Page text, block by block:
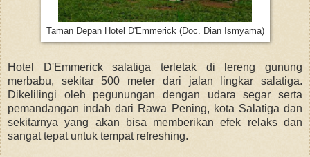
Taman Depan Hotel D'Emmerick (Doc. Dian Ismyama)
Hotel D'Emmerick salatiga terletak di lereng gunung
merbabu, sekitar 500 meter dari jalan lingkar salatiga.
Dikelilingi oleh pegunungan dengan udara segar serta
pemandangan indah dari Rawa Pening, kota Salatiga dan
sekitarnya yang akan bisa memberikan efek relaks dan
sangat tepat untuk tempat refreshing.